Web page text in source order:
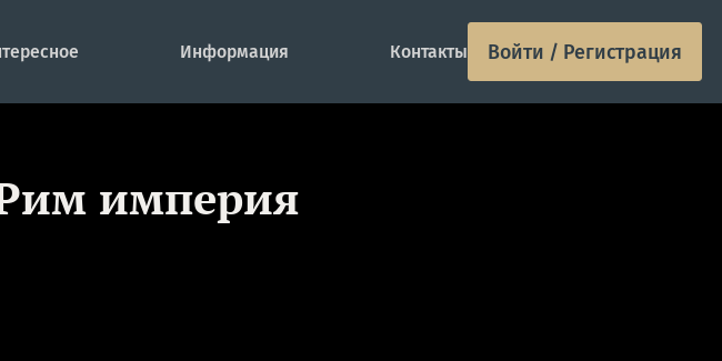
Информация Контакты Войти / Регистрация
империя